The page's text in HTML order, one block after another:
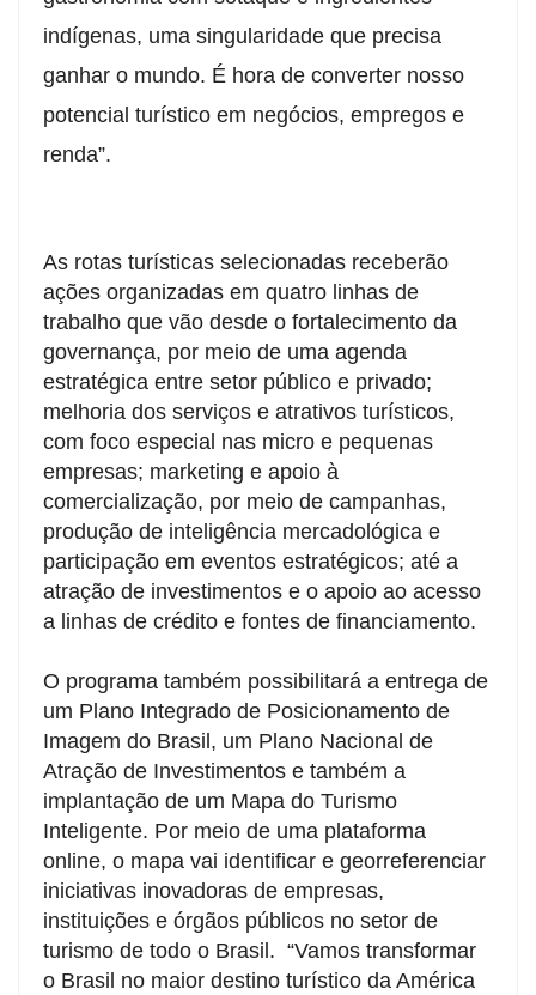
indígenas, uma singularidade que precisa
ganhar o mundo. É hora de converter nosso
potencial turístico em negócios, empregos e
renda”.
As rotas turísticas selecionadas receberão
ações organizadas em quatro linhas de
trabalho que vão desde o fortalecimento da
governança, por meio de uma agenda
estratégica entre setor público e privado;
melhoria dos serviços e atrativos turísticos,
com foco especial nas micro e pequenas
empresas; marketing e apoio à
comercialização, por meio de campanhas,
produção de inteligência mercadológica e
participação em eventos estratégicos; até a
atração de investimentos e o apoio ao acesso
a linhas de crédito e fontes de financiamento.
O programa também possibilitará a entrega de
um Plano Integrado de Posicionamento de
Imagem do Brasil, um Plano Nacional de
Atração de Investimentos e também a
implantação de um Mapa do Turismo
Inteligente. Por meio de uma plataforma
online, o mapa vai identificar e georreferenciar
iniciativas inovadoras de empresas,
instituições e órgãos públicos no setor de
turismo de todo o Brasil. “Vamos transformar
o Brasil no maior destino turístico da América